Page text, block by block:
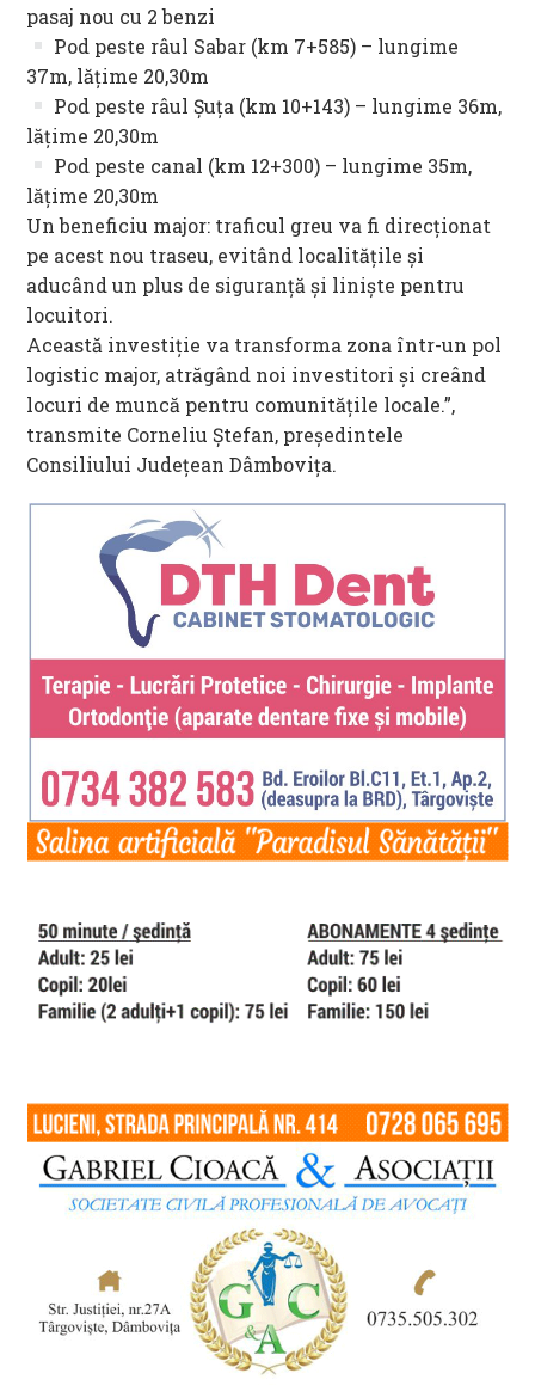
pasaj nou cu 2 benzi
Pod peste râul Sabar (km 7+585) – lungime
37m, lățime 20,30m
Pod peste râul Șuța (km 10+143) – lungime 36m,
lățime 20,30m
Pod peste canal (km 12+300) – lungime 35m,
lățime 20,30m
Un beneficiu major: traficul greu va fi direcționat
pe acest nou traseu, evitând localitățile și
aducând un plus de siguranță și liniște pentru
locuitori.
Această investiție va transforma zona într-un pol
logistic major, atrăgând noi investitori și creând
locuri de muncă pentru comunitățile locale.”,
transmite Corneliu Ștefan, președintele
Consiliului Județean Dâmbovița.